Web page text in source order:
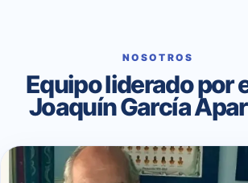
NOSOTROS
Equipo liderado por
Joaquín García